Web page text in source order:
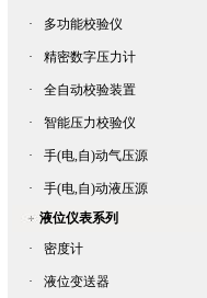
· 多功能校验仪
· 精密数字压力计
· 全自动校验装置
· 智能压力校验仪
· 手(电,自)动气压源
·
手(电,自)动液压源
液位仪表系列
·
密度计
· 液位变送器